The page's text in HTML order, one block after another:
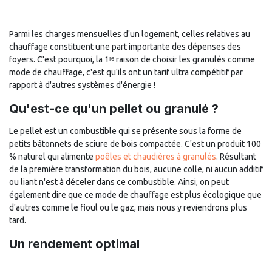
Parmi les charges mensuelles d'un logement, celles relatives au
chauffage constituent une part importante des dépenses des
foyers. C'est pourquoi, la 1ʳᵉ raison de choisir les granulés comme
mode de chauffage, c'est qu'ils ont un tarif ultra compétitif par
rapport à d'autres systèmes d'énergie !
Qu'est-ce qu'un pellet ou granulé ?
Le pellet est un combustible qui se présente sous la forme de
petits bâtonnets de sciure de bois compactée. C'est un produit 100
% naturel qui alimente poêles et chaudières à granulés. Résultant
de la première transformation du bois, aucune colle, ni aucun additif
ou liant n'est à déceler dans ce combustible. Ainsi, on peut
également dire que ce mode de chauffage est plus écologique que
d'autres comme le fioul ou le gaz, mais nous y reviendrons plus
tard.
Un rendement optimal